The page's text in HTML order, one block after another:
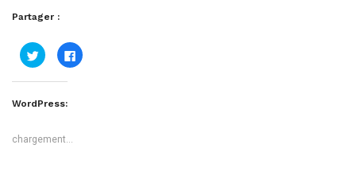
Partager :
Cliquez
pour
partager
sur
dans
une
Cliquez
pour
WordPress:
chargement…